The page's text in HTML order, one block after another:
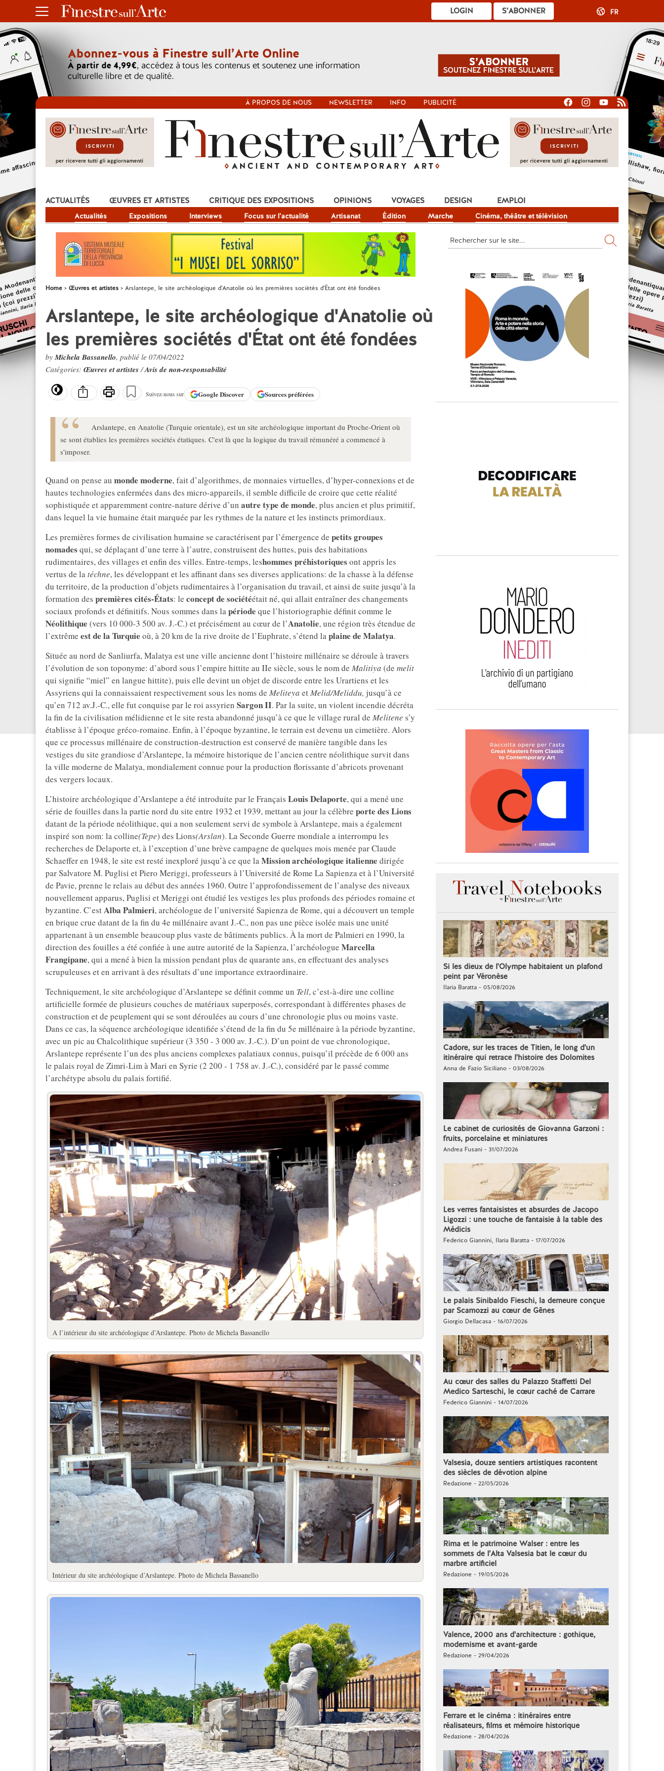
S’ABONNER
LOGIN FR
À PROPOS DE NOUS NEWSLETTER INFO PUBLICITÉ
ACTUALITÉS
Actualités Expositions Interviews Focus sur l'actualité Artisanat Édition Marche Cinéma, théâtre et télévision
ŒUVRES ET ARTISTES CRITIQUE DES EXPOSITIONS OPINIONS VOYAGES DESIGN EMPLOI
Home Œuvres et artistes Arslantepe, le site archéologique d'Anatolie où les premières sociétés d'État ont été fondées
Arslantepe, le site archéologique d'Anatolie où
les premières sociétés d'État ont été fondées
byMichela Bassanello, publié le 07/04/2022
Catégories: Œuvres et artistes/Avis de non-responsabilité
Suivez-nous sur GoogleDiscover Sources préférées
Arslantepe, en Anatolie (Turquie orientale), est un site archéologique important du Proche-Orient où
se sont établies les premières sociétés étatiques. C'est là que la logique du travail rémunéré a commencé à
s'imposer.
Quand on pense au monde moderne, fait d’algorithmes, de monnaies virtuelles, d’hyper-connexions et de
hautes technologies enfermées dans des micro-appareils, il semble difficile de croire que cette réalité
sophistiquée et apparemment contre-nature dérive d’un autre type de monde, plus ancien et plus primitif,
dans lequel la vie humaine était marquée par les rythmes de la nature et les instincts primordiaux.
Les premières formes de civilisation humaine se caractérisent par l’émergence de petits groupes
nomades qui, se déplaçant d’une terre à l’autre, construisent des huttes, puis des habitations
rudimentaires, des villages et enfin des villes. Entre-temps, leshommes préhistoriques ont appris les
vertus de latéchne, les développant et les affinant dans ses diverses applications: de la chasse à la défense
du territoire, de la production d’objets rudimentaires à l’organisation du travail, et ainsi de suite jusqu’à la
formation des premières cités-États: le concept de sociétéétait né, qui allait entraîner des changements
sociaux profonds et définitifs. Nous sommes dans lapériode que l’historiographie définit comme le
Néolithique (vers 10 000-3 500 av. J.-C.) et précisément au cœur de l’Anatolie, une région très étendue de
l’extrême est de la Turquie où, à 20 km de la rive droite de l’Euphrate, s’étend laplaine de Malatya.
Située au nord de Sanliurfa, Malatya est une ville ancienne dont l’histoire millénaire se déroule à travers
l’évolution de son toponyme: d’abord sous l’empire hittite au IIe siècle, sous le nom de Malitiya (de melit
qui signifie “miel” en langue hittite), puis elle devint un objet de discorde entre les Urartiens et les
Assyriens qui la connaissaient respectivement sous les noms de Meliteya etMelid/Meliddu, jusqu’à ce
qu’en 712 av.J.-C., elle fut conquise par le roi assyrien Sargon II. Par la suite, un violent incendie décréta
la fin de la civilisation mélidienne et le site resta abandonné jusqu’à ce que le village rural de Melitene s’y
établisse à l’époque gréco-romaine. Enfin, à l’époque byzantine, le terrain est devenu un cimetière. Alors
que ce processus millénaire de construction-destruction est conservé de manière tangible dans les
vestiges du site grandiose d’Arslantepe, la mémoire historique de l’ancien centre néolithique survit dans
la ville moderne de Malatya, mondialement connue pour la production florissante d’abricots provenant
des vergers locaux.
L’histoire archéologique d’Arslantepe a été introduite par le Français Louis Delaporte, qui a mené une
série de fouilles dans la partie nord du site entre 1932 et 1939, mettant au jour la célèbre porte des Lions
datant de la période néolithique, qui a non seulement servi de symbole à Arslantepe, mais a également
inspiré son nom: la colline(Tepe) des Lions(Arslan). La Seconde Guerre mondiale a interrompu les
recherches de Delaporte et, à l’exception d’une brève campagne de quelques mois menée par Claude
Schaeffer en 1948, le site est resté inexploré jusqu’à ce que laMission archéologique italienne dirigée
par Salvatore M. Puglisi et Piero Meriggi, professeurs à l’Université de Rome La Sapienza et à l’Université
de Pavie, prenne le relais au début des années 1960. Outre l’approfondissement de l’analyse des niveaux
nouvellement apparus, Puglisi et Meriggi ont étudié les vestiges les plus profonds des périodes romaine et
byzantine. C’estAlba Palmieri, archéologue de l’université Sapienza de Rome, qui a découvert un temple
en brique crue datant de la fin du 4e millénaire avant J.-C., non pas une pièce isolée mais une unité
appartenant à un ensemble beaucoup plus vaste de bâtiments publics. À la mort de Palmieri en 1990, la
direction des fouilles a été confiée à une autre autorité de la Sapienza, l’archéologue Marcella
Frangipane, qui a mené à bien la mission pendant plus de quarante ans, en effectuant des analyses
scrupuleuses et en arrivant à des résultats d’une importance extraordinaire.
Techniquement, le site archéologique d’Arslantepe se définit comme un Tell, c’est-à-dire une colline
artificielle formée de plusieurs couches de matériaux superposés, correspondant à différentes phases de
construction et de peuplement qui se sont déroulées au cours d’une chronologie plus ou moins vaste.
Dans ce cas, la séquence archéologique identifiée s’étend de la fin du 5e millénaire à la période byzantine,
avec un pic au Chalcolithique supérieur (3 350 - 3 000 av. J.-C.). D’un point de vue chronologique,
Arslantepe représente l’un des plus anciens complexes palatiaux connus, puisqu’il précède de 6 000 ans
le palais royal de Zimri-Lim à Mari en Syrie (2 200 - 1 758 av. J.-C.), considéré par le passé comme
l’archétype absolu du palais fortifié.
A l’intérieur du site archéologique d’Arslantepe. Photo de Michela Bassanello
Intérieur du site archéologique d’Arslantepe. Photo de Michela Bassanello
Si les dieux de l'Olympe habitaient un plafond
peint par Véronèse
Ilaria Baratta - 05/08/2026
Cadore, sur les traces de Titien, le long d'un
itinéraire qui retrace l'histoire des Dolomites
Anna de Fazio Siciliano - 03/08/2026
Le cabinet de curiosités de Giovanna Garzoni :
fruits, porcelaine et miniatures
Andrea Fusani - 31/07/2026
Les verres fantaisistes et absurdes de Jacopo
Ligozzi : une touche de fantaisie à la table des
Médicis
Federico Giannini, Ilaria Baratta - 17/07/2026
Le palais Sinibaldo Fieschi, la demeure conçue
par Scamozzi au cœur de Gênes
Giorgio Dellacasa - 16/07/2026
Au cœur des salles du Palazzo Staffetti Del
Medico Sarteschi, le cœur caché de Carrare
Federico Giannini - 14/07/2026
Valsesia, douze sentiers artistiques racontent
des siècles de dévotion alpine
Redazione - 22/05/2026
Rima et le patrimoine Walser : entre les
sommets de l'Alta Valsesia bat le cœur du
marbre artificiel
Redazione - 19/05/2026
Valence, 2000 ans d'architecture : gothique,
modernisme et avant-garde
Redazione - 29/04/2026
Ferrare et le cinéma : itinéraires entre
réalisateurs, films et mémoire historique
Redazione - 28/04/2026